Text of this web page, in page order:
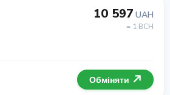
10 597 UAH
= 1 BCH
Обміняти